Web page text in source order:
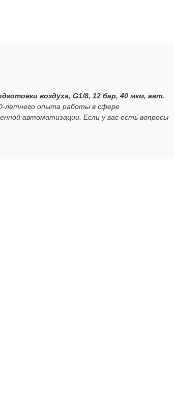
воздуха, G1/8, 12 бар, 40 мкм, авт.
летнего опыта работы в сфере
автоматизации. Если у вас есть вопросы